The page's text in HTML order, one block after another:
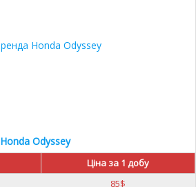
Honda Odyssey
Ціна за 1 добу
85$